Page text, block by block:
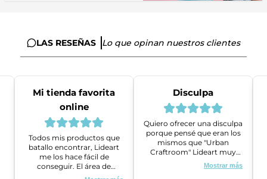
LAS RESEÑAS Lo que opinan nuestros clientes
Mi tienda favorita
online
Todos mis productos que
batallo encontrar, Lideart
me los hace fácil de
conseguir. El área de
ventas es super amable y
Disculpa
Quiero ofrecer una disculpa
porque pensé que eran los
mismos que "Urban
Craftroom" Lideart muy
amables me ayudaron a
gestionar un problema que
Mostrar más